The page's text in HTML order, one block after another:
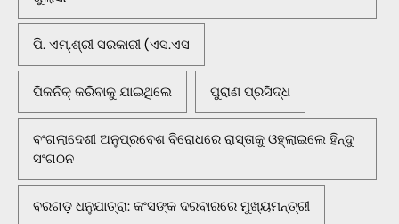
ପି. ଏମ୍.ଶ୍ରୀ ସରକାରୀ (ଏସ.ଏସ
ପିକନିକ୍‌ କରିବାକୁ ଯାଇଥିଲେ ପୁରାଣ ପ୍ରସିଦ୍ଧ
ବଂଗଲାଦେଶୀ ଅନୁପ୍ରବେଶ ବିରୋଧରେ ରାସ୍ତାକୁ ଓହ୍ଲାଇଲେ ହିନ୍ଦୁ
ସଂଗଠନ
ବରଗଡ଼ ଧନୁଯାତ୍ରା: କଂସଙ୍କ ଦରବାରରେ ମୁଖ୍ୟମନ୍ତ୍ରୀ